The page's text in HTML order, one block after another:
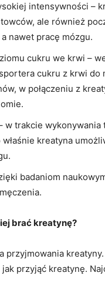
intensywności –
ale również
nawet pracę mózgu.
cukru we krwi –
cukru z krwi do
w połączeniu z
w trakcie
kreatyna
badaniom
brać kreatynę?
przyjmowania
przyjąć kreatynę.